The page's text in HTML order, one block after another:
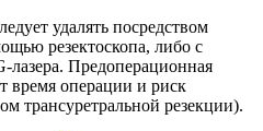
удалять посредством
резектоскопа, либо c
Предоперационная
время операции и риск
трансуретральной резекции).